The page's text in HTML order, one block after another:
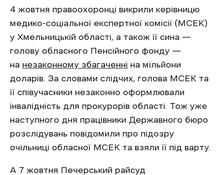
4 жовтня правоохоронці викрили керівницю
медико-соціальної експертної комісії (МСЕК)
у Хмельницькій області, а також її сина —
голову обласного Пенсійного фонду —
на незаконному збагаченні на мільйони
доларів. За словами слідчих, голова МСЕК та
її співучасники незаконно оформлювали
інвалідність для прокурорів області. Тож уже
наступного дня працівники Державного бюро
розслідувань повідомили про підозру
очільниці обласної МСЕК та взяли її під варту.
А 7 жовтня Печерський райсуд